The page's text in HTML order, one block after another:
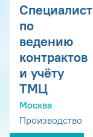
Специалист
по
ведению
контрактов
и учёту
ТМЦ
Москва
Производство